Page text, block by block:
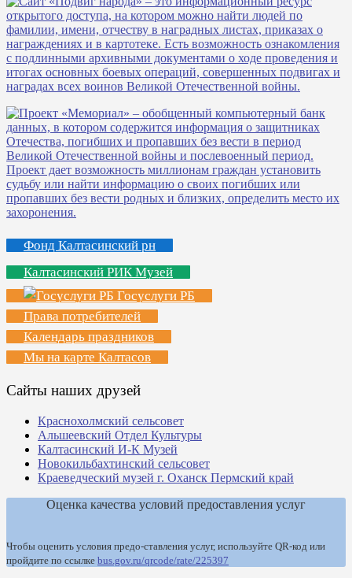
Фонд Калтасинский рн
Калтасинский РИК Музей
Госуслуги РБ
Права потребителей
Календарь праздников
Мы на карте Калтасов
Сайты наших друзей
Краснохолмский сельсовет
Альшеевский Отдел Культуры
Калтасинский И-К Музей
Новокильбахтинский сельсовет
Краеведческий музей г. Оханск Пермский край
Оценка качества условий предоставления услуг
Чтобы оценить условия предо-ставления услуг, используйте QR-код или
пройдите по ссылке bus.gov.ru/qrcode/rate/225397